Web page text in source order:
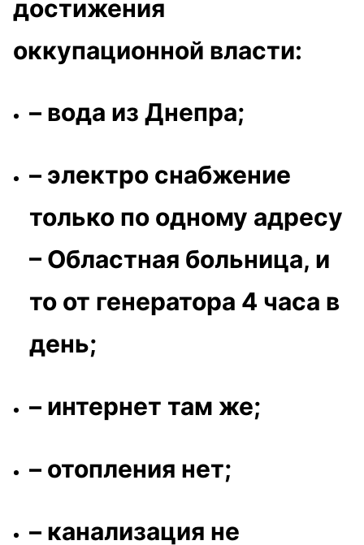
достижения
оккупационной власти:
– вода из Днепра;
– электро снабжение
только по одному адресу
– Областная больница, и
то от генератора 4 часа в
день;
– интернет там же;
– отопления нет;
– канализация не